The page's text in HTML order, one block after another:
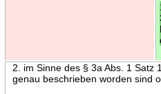
2. im Sinne des § 3a Abs. 1 Satz
genau beschrieben worden sind